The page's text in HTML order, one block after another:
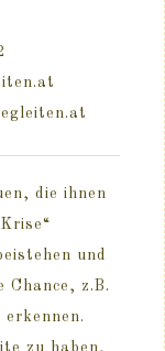
die ihnen
und
Chance, z.B.
erkennen.
zu haben,